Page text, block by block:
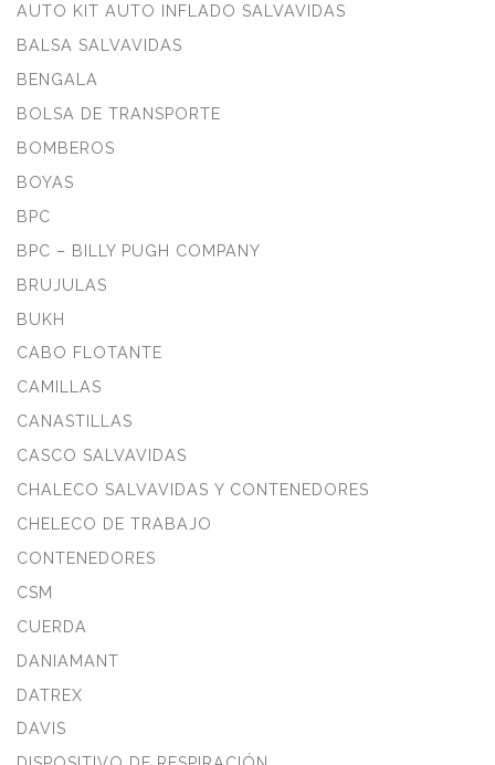
AUTO KIT AUTO INFLADO SALVAVIDAS
BALSA SALVAVIDAS
BENGALA
BOLSA DE TRANSPORTE
BOMBEROS
BOYAS
BPC
BPC – BILLY PUGH COMPANY
BRUJULAS
BUKH
CABO FLOTANTE
CAMILLAS
CANASTILLAS
CASCO SALVAVIDAS
CHALECO SALVAVIDAS Y CONTENEDORES
CHELECO DE TRABAJO
CONTENEDORES
CSM
CUERDA
DANIAMANT
DATREX
DAVIS